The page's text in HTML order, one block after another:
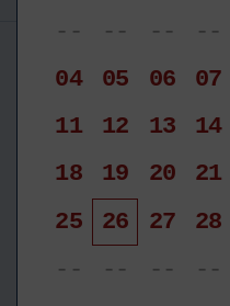
--
-- -- --
04
05 06 07
11
12 13 14
18
19 20 21
25
26 27 28
--
-- -- --